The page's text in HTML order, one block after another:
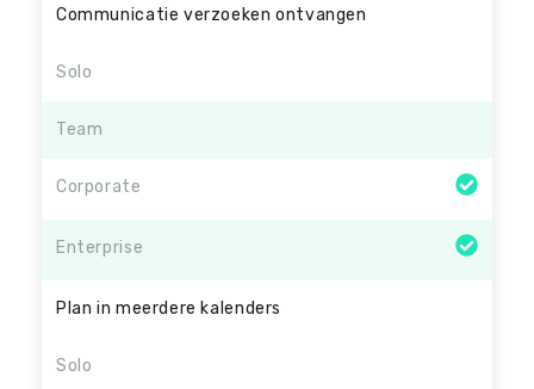
Communicatie verzoeken ontvangen
Solo
Team
Corporate
Enterprise
Plan in meerdere kalenders
Solo